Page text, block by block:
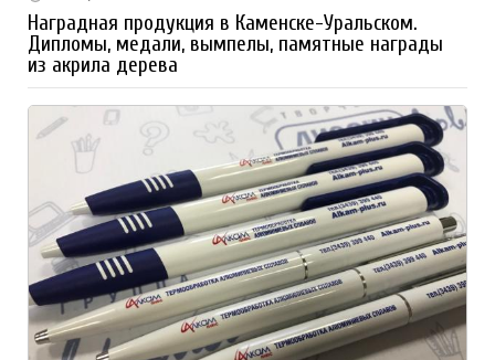
Наградная продукция в Каменске-Уральском.
Дипломы, медали, вымпелы, памятные награды
из акрила дерева